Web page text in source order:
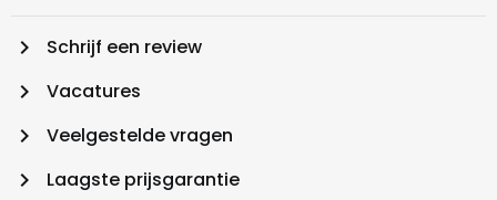
keyboard_arrow_right Schrijf een review
keyboard_arrow_right Vacatures
keyboard_arrow_right Veelgestelde vragen
keyboard_arrow_right Laagste prijsgarantie